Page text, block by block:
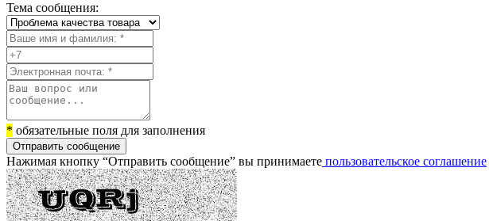
Тема сообщения:
* обязательные поля для заполнения
Отправить сообщение
Нажимая кнопку “Отправить сообщение” вы принимаете пользовательское соглашение